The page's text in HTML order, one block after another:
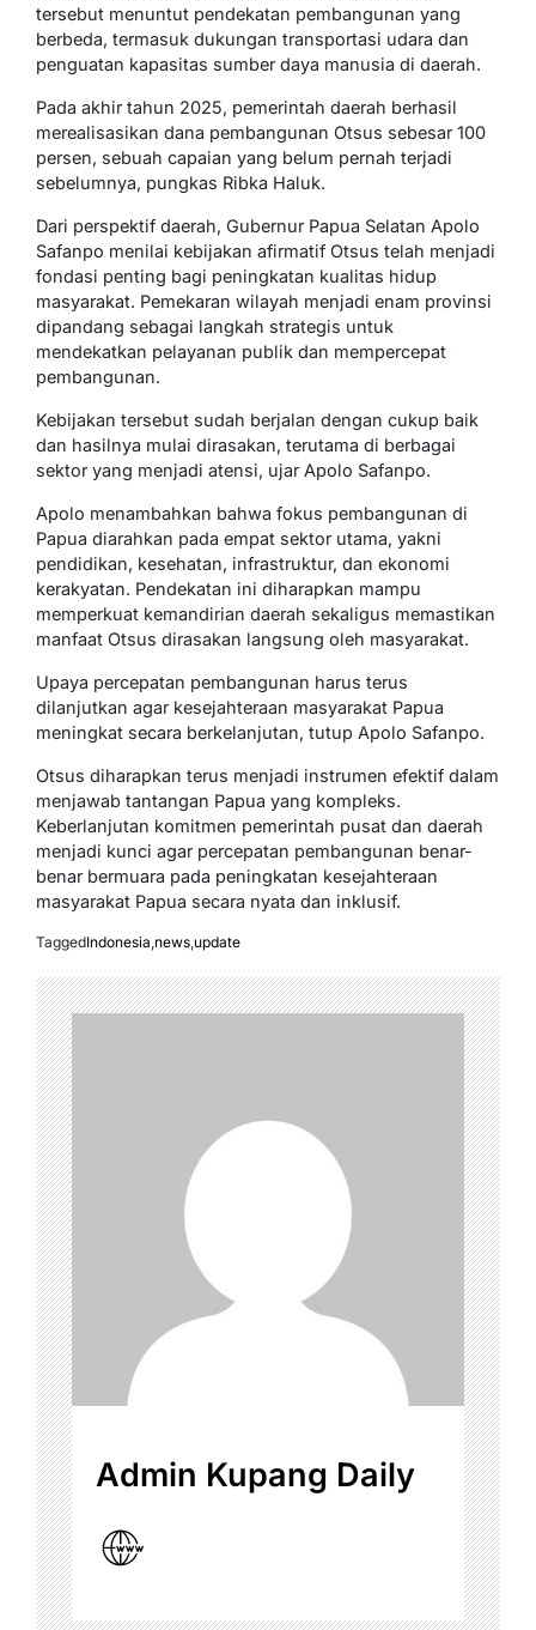
tersebut menuntut pendekatan pembangunan yang
berbeda, termasuk dukungan transportasi udara dan
penguatan kapasitas sumber daya manusia di daerah.
Pada akhir tahun 2025, pemerintah daerah berhasil
merealisasikan dana pembangunan Otsus sebesar 100
persen, sebuah capaian yang belum pernah terjadi
sebelumnya, pungkas Ribka Haluk.
Dari perspektif daerah, Gubernur Papua Selatan Apolo
Safanpo menilai kebijakan afirmatif Otsus telah menjadi
fondasi penting bagi peningkatan kualitas hidup
masyarakat. Pemekaran wilayah menjadi enam provinsi
dipandang sebagai langkah strategis untuk
mendekatkan pelayanan publik dan mempercepat
pembangunan.
Kebijakan tersebut sudah berjalan dengan cukup baik
dan hasilnya mulai dirasakan, terutama di berbagai
sektor yang menjadi atensi, ujar Apolo Safanpo.
Apolo menambahkan bahwa fokus pembangunan di
Papua diarahkan pada empat sektor utama, yakni
pendidikan, kesehatan, infrastruktur, dan ekonomi
kerakyatan. Pendekatan ini diharapkan mampu
memperkuat kemandirian daerah sekaligus memastikan
manfaat Otsus dirasakan langsung oleh masyarakat.
Upaya percepatan pembangunan harus terus
dilanjutkan agar kesejahteraan masyarakat Papua
meningkat secara berkelanjutan, tutup Apolo Safanpo.
Otsus diharapkan terus menjadi instrumen efektif dalam
menjawab tantangan Papua yang kompleks.
Keberlanjutan komitmen pemerintah pusat dan daerah
menjadi kunci agar percepatan pembangunan benar-
benar bermuara pada peningkatan kesejahteraan
masyarakat Papua secara nyata dan inklusif.
TaggedIndonesia news update
Admin Kupang Daily